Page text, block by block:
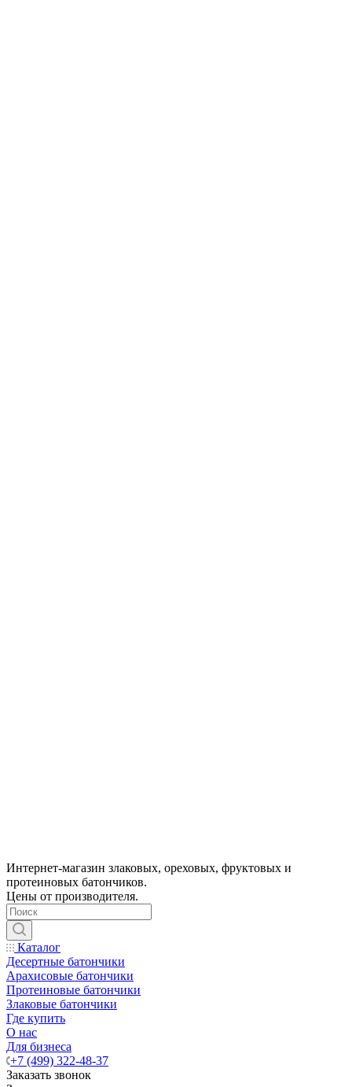
Интернет-магазин злаковых, ореховых, фруктовых и
протеиновых батончиков.
Цены от производителя.
Каталог
Десертные батончики
Арахисовые батончики
Протеиновые батончики
Злаковые батончики
Где купить
О нас
Для бизнеса
+7 (499) 322-48-37
Заказать звонок